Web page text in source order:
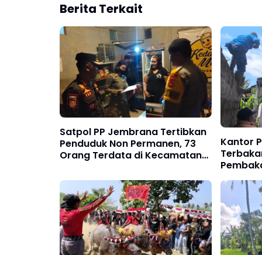
Berita Terkait
Satpol PP Jembrana Tertibkan
Penduduk Non Permanen, 73
Orang Terdata di Kecamatan
Kantor